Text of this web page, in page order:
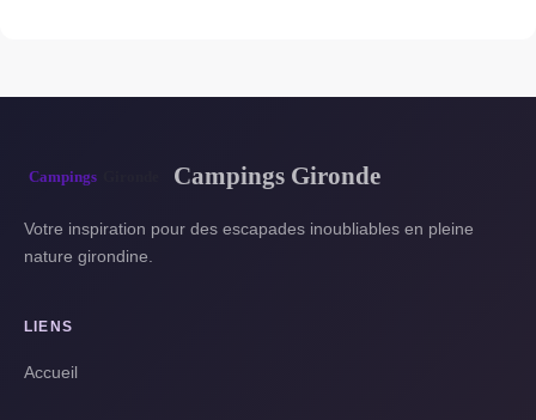
Campings Gironde
Votre inspiration pour des escapades inoubliables en pleine
nature girondine.
LIENS
Accueil